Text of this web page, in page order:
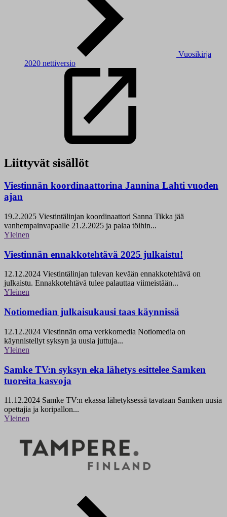
Vuosikirja
2020 nettiversio
Liittyvät sisällöt
Viestinnän koordinaattorina Jannina Lahti vuoden
ajan
19.2.2025 Viestintälinjan koordinaattori Sanna Tikka jää
vanhempainvapaalle 21.2.2025 ja palaa töihin...
Yleinen
Viestinnän ennakkotehtävä 2025 julkaistu!
12.12.2024 Viestintälinjan tulevan kevään ennakkotehtävä on
julkaistu. Ennakkotehtävä tulee palauttaa viimeistään...
Yleinen
Notiomedian julkaisukausi taas käynnissä
12.12.2024 Viestinnän oma verkkomedia Notiomedia on
käynnistellyt syksyn ja uusia juttuja...
Yleinen
Samke TV:n syksyn eka lähetys esittelee Samken
tuoreita kasvoja
11.12.2024 Samke TV:n ekassa lähetyksessä tavataan Samken uusia
opettajia ja koripallon...
Yleinen